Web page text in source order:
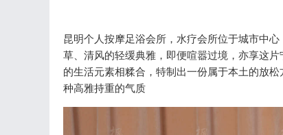
昆明个人按摩足浴会所，水疗会所位于城市中
草、清风的轻缓典雅，即便喧嚣过境，亦享这
的生活元素相糅合，特制出一份属于本土的放
种高雅持重的气质